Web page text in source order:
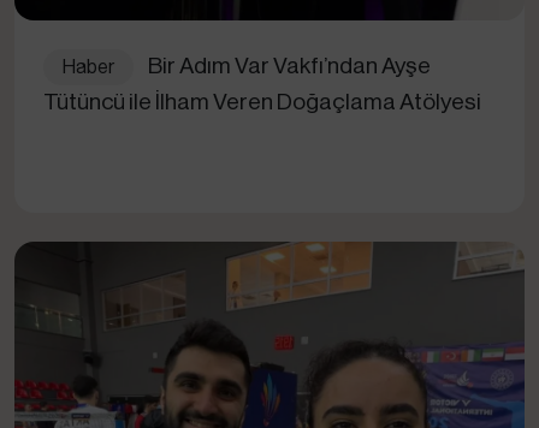
Haber
Bir Adım Var Vakfı’ndan Ayşe
Tütüncü ile İlham Veren Doğaçlama Atölyesi